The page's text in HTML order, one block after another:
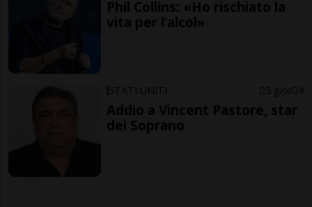
Phil Collins: «Ho rischiato la
vita per l’alcol»
STATI UNITI 5 gior 4
Addio a Vincent Pastore, star
dei Soprano